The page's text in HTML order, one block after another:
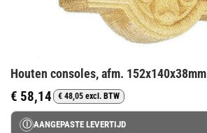
Houten consoles, afm. 152x140x38mm
€ 58,14 € 48,05 excl. BTW
Ⓘ AANGEPASTE LEVERTIJD